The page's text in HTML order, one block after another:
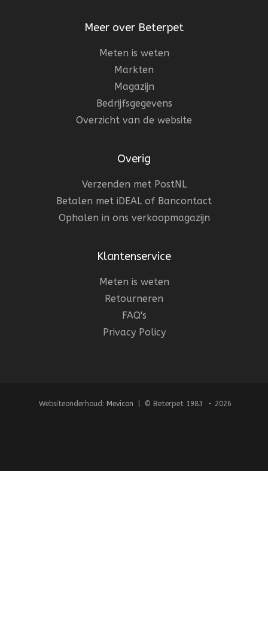
Meer over Beterpet
Meten is weten
Markten
Magazijn
Bedrijfsgegevens
Overzicht van de website
Overig
Verzenden met PostNL
Betalen met iDEAL of Bancontact
Ophalen in ons verkoopmagazijn
Klantenservice
Meten is weten
Retourneren
FAQ's
Privacy Policy
Websiteonderhoud: Mevicon | © Beterpet 1983 - 2026